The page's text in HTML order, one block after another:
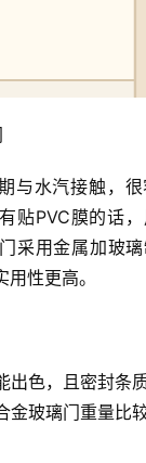
与水汽接触，
贴PVC膜的话
采用金属加玻
性更高。
出色，且密封条
金玻璃门重量比